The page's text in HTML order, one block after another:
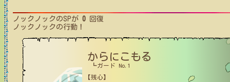
ノックノック のSPが 0 回復
ノックノック の行動！
からにこもる
┗ガード No.1
【残心】